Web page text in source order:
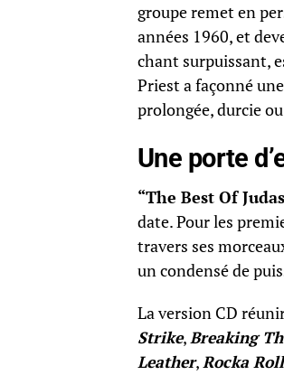
groupe remet en
années 1960, et
chant surpuissant,
Priest a façonné
prolongée, durcie
Une porte
“The Best Of
date. Pour les
travers ses
un condensé de
La version CD
Strike,Breaking
Leather,Rocka